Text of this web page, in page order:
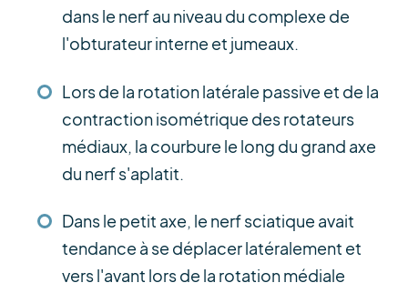
dans le nerf au niveau du complexe de
l'obturateur interne et jumeaux.
Lors de la rotation latérale passive et de la
contraction isométrique des rotateurs
médiaux, la courbure le long du grand axe
du nerf s'aplatit.
Dans le petit axe, le nerf sciatique avait
tendance à se déplacer latéralement et
vers l'avant lors de la rotation médiale